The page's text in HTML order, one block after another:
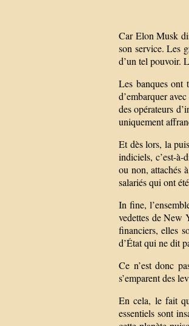
Car Elon Musk
son service. Les
d’un tel pouvoir.
Les banques ont
d’embarquer
des opérateurs
uniquement
Et dès lors, la
indiciels, c’est-à-
ou non, attachés
salariés qui ont
In fine,
vedettes de New
financiers, elles
d’État qui ne dit
Ce n’est donc
s’emparent des
En cela, le fait
essentiels sont